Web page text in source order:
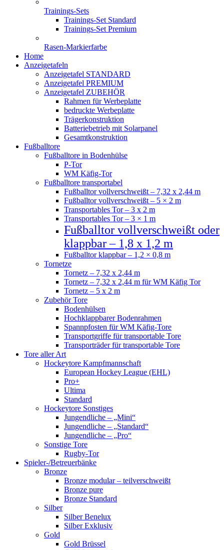
Trainings-Sets
Trainings-Set Standard
Trainings-Set Premium
Rasen-Markierfarbe
Home
Anzeigetafeln
Anzeigetafel STANDARD
Anzeigetafel PREMIUM
Anzeigetafel ZUBEHÖR
Rahmen für Werbeplatte
bedruckte Werbeplatte
Trägerkonstruktion
Batteriebetrieb mit Solarpanel
Gesamtkonstruktion
Fußballtore
Fußballtore in Bodenhülse
P-Tor
WM Käfig-Tor
Fußballtore transportabel
Fußballtor vollverschweißt – 7,32 x 2,44 m
Fußballtor vollverschweißt – 5 × 2 m
Transportables Tor – 3 x 2 m
Transportables Tor – 3 × 1 m
Fußballtor vollverschweißt oder
klappbar – 1,8 x 1,2 m
Fußballtor klappbar – 1,2 × 0,8 m
Tornetze
Tornetz – 7,32 x 2,44 m
Tornetz – 7,32 x 2,44 m für WM Käfig Tor
Tornetz – 5 x 2 m
Zubehör Tore
Bodenhülsen
Hochklappbarer Bodenrahmen
Spannpfosten für WM Käfig-Tore
Transportgriffe für transportable Tore
Transporträder für transportable Tore
Tore aller Art
Hockeytore Kampfmannschaft
European Hockey League (EHL)
Pro+
Ultima
Standard
Hockeytore Sonstiges
Jungendliche – „Mini“
Jungendliche – „Standard“
Jungendliche – „Pro“
Sonstige Tore
Rugby-Tor
Spieler-/Betreuerbänke
Bronze
Bronze modular – teilverschweißt
Bronze pure
Bronze Standard
Silber
Silber Benelux
Silber Exklusiv
Gold
Gold Brüssel